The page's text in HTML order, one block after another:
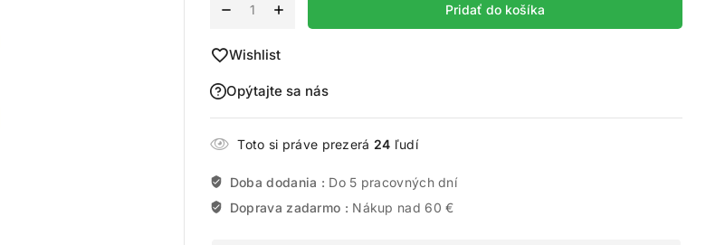
Pridať do košíka
Wishlist
Opýtajte sa nás
Toto si práve prezerá 24 ľudí
Doba dodania : Do 5 pracovných dní
Doprava zadarmo : Nákup nad 60 €